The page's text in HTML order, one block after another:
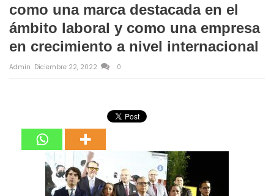
como una marca destacada en el
ámbito laboral y como una empresa
en crecimiento a nivel internacional
Admin Diciembre 22, 2022 0